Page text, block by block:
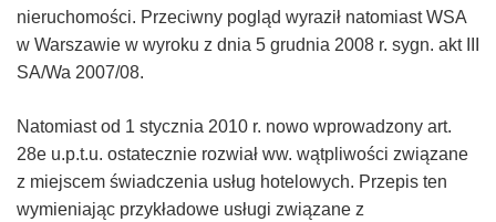
nieruchomości. Przeciwny pogląd wyraził natomiast WSA
w Warszawie w wyroku z dnia 5 grudnia 2008 r. sygn. akt III
SA/Wa 2007/08.
Natomiast od 1 stycznia 2010 r. nowo wprowadzony art.
28e u.p.t.u. ostatecznie rozwiał ww. wątpliwości związane
z miejscem świadczenia usług hotelowych. Przepis ten
wymieniając przykładowe usługi związane z